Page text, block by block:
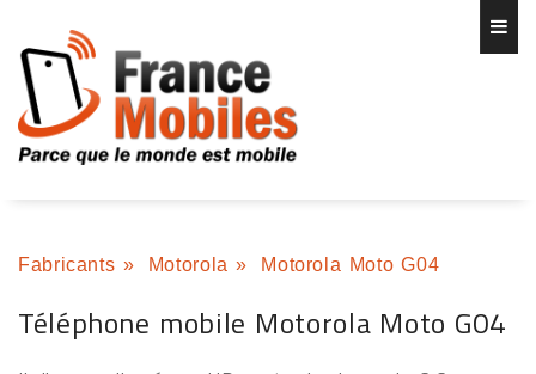
Fabricants » Motorola » Motorola Moto G04
Téléphone mobile Motorola Moto G04